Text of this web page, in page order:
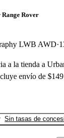
Rover
LWB AWD
a la tienda a
envío de $149
Sin tasas de